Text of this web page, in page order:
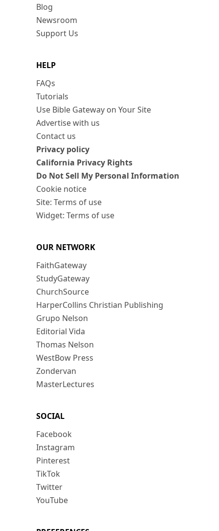
Blog
Newsroom
Support Us
HELP
FAQs
Tutorials
Use Bible Gateway on Your Site
Advertise with us
Contact us
Privacy policy
California Privacy Rights
Do Not Sell My Personal Information
Cookie notice
Site: Terms of use
Widget: Terms of use
OUR NETWORK
FaithGateway
StudyGateway
ChurchSource
HarperCollins Christian Publishing
Grupo Nelson
Editorial Vida
Thomas Nelson
WestBow Press
Zondervan
MasterLectures
SOCIAL
Facebook
Instagram
Pinterest
TikTok
Twitter
YouTube